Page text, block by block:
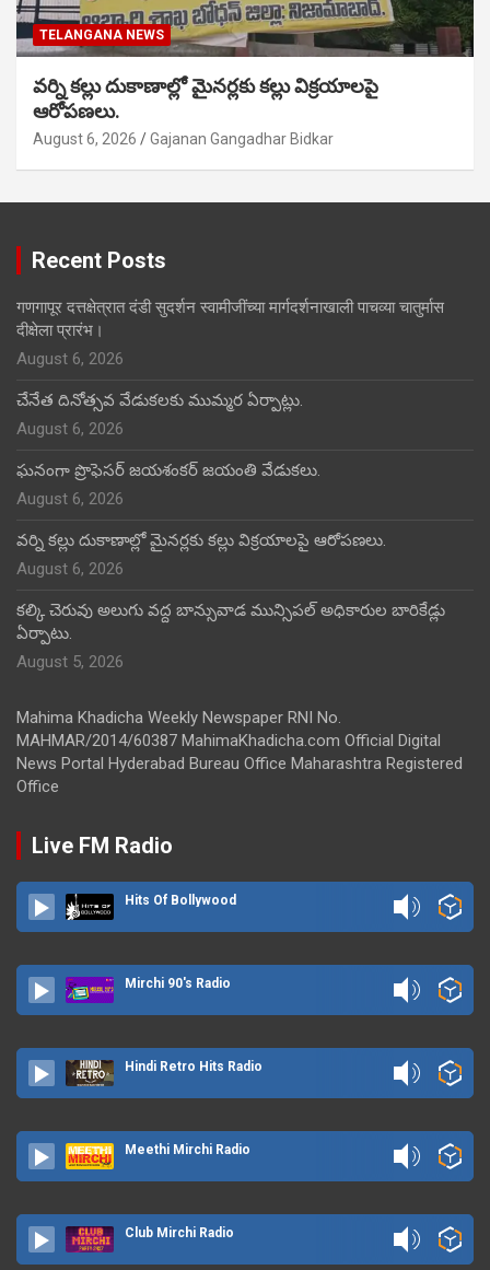
TELANGANA NEWS
వర్ని కల్లు దుకాణాల్లో మైనర్లకు కల్లు విక్రయాలపై
ఆరోపణలు.
August 6, 2026 Gajanan Gangadhar Bidkar
Recent Posts
गणगापूर दत्तक्षेत्रात दंडी सुदर्शन स्वामीजींच्या मार्गदर्शनाखाली पाचव्या चातुर्मास
दीक्षेला प्रारंभ।
August 6, 2026
చేనేత దినోత్సవ వేడుకలకు ముమ్మర ఏర్పాట్లు.
August 6, 2026
ఘనంగా ప్రొఫెసర్ జయశంకర్ జయంతి వేడుకలు.
August 6, 2026
వర్ని కల్లు దుకాణాల్లో మైనర్లకు కల్లు విక్రయాలపై ఆరోపణలు.
August 6, 2026
కల్కి చెరువు అలుగు వద్ద బాన్సువాడ మున్సిపల్ అధికారుల బారికేడ్లు
ఏర్పాటు.
August 5, 2026
Mahima Khadicha Weekly Newspaper RNI No.
MAHMAR/2014/60387 MahimaKhadicha.com Official Digital
News Portal Hyderabad Bureau Office Maharashtra Registered
Office
Live FM Radio
Hits Of Bollywood
Mirchi 90's Radio
Hindi Retro Hits Radio
Meethi Mirchi Radio
Club Mirchi Radio